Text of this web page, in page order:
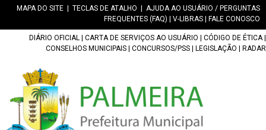
MAPA DO SITE TECLAS DE ATALHO
AJUDA AO USUÁRIO / PERGUNTAS
FREQUENTES (FAQ)
V-LIBRAS FALE CONOSCO
DIÁRIO OFICIAL CARTA DE SERVIÇOS AO USUÁRIO CÓDIGO DE ÉTICA|
CONSELHOS MUNICIPAIS
CONCURSOS/PSS LEGISLAÇÃO RADAR